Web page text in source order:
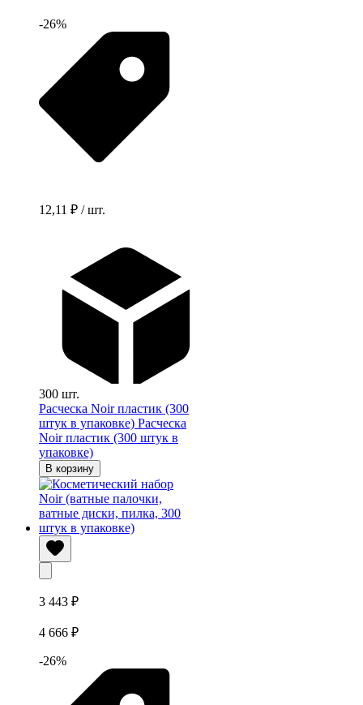
-26%
12,11 ₽ / шт.
300 шт.
Расческа Noir пластик (300
штук в упаковке) Расческа
Noir пластик (300 штук в
упаковке)
В корзину
3 443 ₽
4 666 ₽
-26%